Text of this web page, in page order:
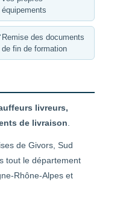
équipements
Remise des documents
de fin de formation
livreurs,
de livraison
de Givors, Sud
tout le département
Rhône-Alpes et